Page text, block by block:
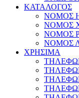
ΚΑΤΑΛΟΓΟΣ
ΝΟΜΟΣ
ΝΟΜΟΣ
ΝΟΜΟΣ
ΝΟΜΟΣ
ΧΡΗΣΙΜΑ